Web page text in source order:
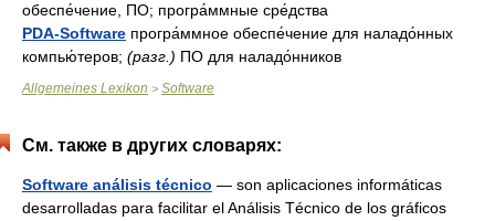
обеспе́чение, ПО; програ́ммные сре́дства
PDA-Software програ́ммное обеспе́чение для наладо́нных
компью́теров; (разг.) ПО для наладо́нников
Allgemeines Lexikon > Software
См. также в других словарях:
Software análisis técnico — son aplicaciones informáticas
desarrolladas para facilitar el Análisis Técnico de los gráficos